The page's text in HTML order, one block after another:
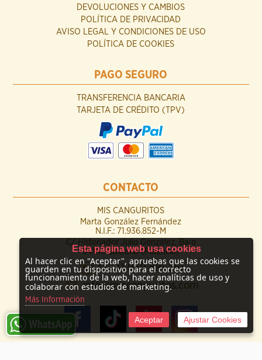
DEVOLUCIONES Y CAMBIOS
POLÍTICA DE PRIVACIDAD
AVISO LEGAL Y CONDICIONES DE USO
POLÍTICA DE COOKIES
PAGO SEGURO
TRANSFERENCIA BANCARIA
TARJETA DE CRÉDITO (TPV)
CONTACTO
MIS CANGURITOS
Marta González Fernández
N.I.F.: 71.936.852-M
C/ Historiador Julio González, Bajo
34100 Saldaña (Palencia)
(+34) 979 891 261
info@miscanguritos.com
Esta página web usa cookies
Al hacer clic en "Aceptar", apruebas que las cookies se
guarden en tu dispositivo para el correcto
funcionamiento de la web, hacer analíticas de uso y
colaborar con estudios de marketing.
Más Información
Aceptar Ajustar Cookies